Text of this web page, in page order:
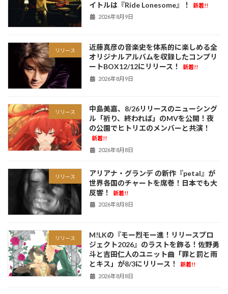
イトルは『Ride Lonesome』！
新着!!
2026年8月9日
リリース
近藤真彦の音楽史を体系的に楽しめる全
オリジナルアルバムを収録したコンプリ
ートBOX12/12にリリース！
新着!!
2026年8月9日
リリース
中島美嘉、8/26リリースのニューシング
ル「祈り、終われば」のMVを公開！夜
の公園でヒトリエのメンバーと共演！
新着!!
2026年8月8日
リリース
アリアナ・グランデ の新作『petal』が
世界各国のチャートを席巻！日本でも大
反響！
新着!!
2026年8月8日
リリース
M!LKの『モー烈モー進！リリースプロ
ジェクト2026』のラストを飾る！佐野勇
斗と吉田仁人のユニット曲「罪と罰と雨
とキス」が8/3にリリース！
新着!!
2026年8月8日